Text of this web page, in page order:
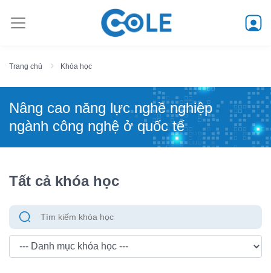
Trang chủ Khóa học
Nâng cao năng lực nghề nghiệp
ngành công nghệ ở quốc tế
Tất cả khóa học